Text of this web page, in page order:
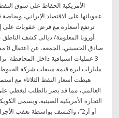
الأمريكية الحفاظ على سوق
عقوباتها على الاقتصاد الإيراني،
ترتفع أسعاره مع فرض عقوبات على
أوروبا المعلومة/ ديالى كشف
مليارات ليرة قيمة مبيعات شركة
هبطت أسعار النفط الثلاثاء مع
العالمي، مما قد يضر بالطلب ليغطي